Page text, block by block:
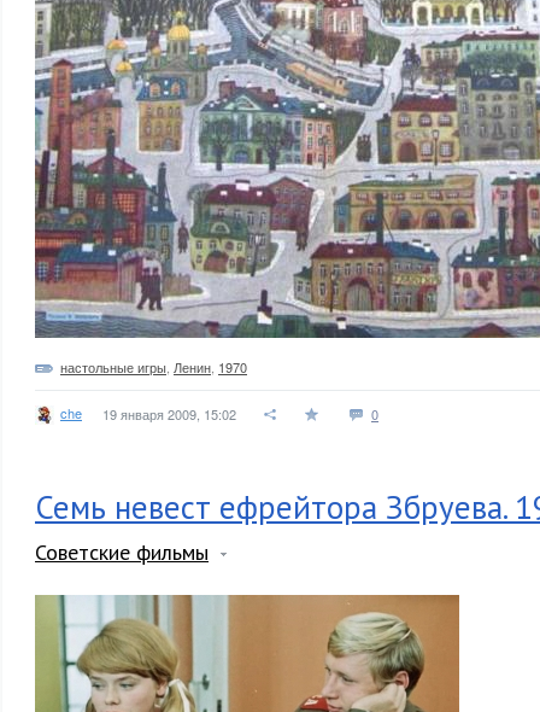
настольные игры Ленин 1970
che 19 января 2009, 15:02 0
Семь невест ефрейтора Збруева.
Советские фильмы